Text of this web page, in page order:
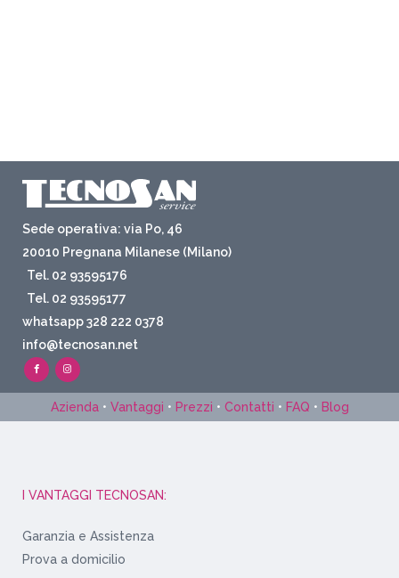
Sede operativa: via Po, 46
20010 Pregnana Milanese (Milano)
Tel. 02 93595176
Tel. 02 93595177
whatsapp 328 222 0378
info@tecnosan.net
Azienda• Vantaggi • Prezzi • Contatti • FAQ • Blog
I VANTAGGI TECNOSAN:
Garanzia e Assistenza
Prova a domicilio